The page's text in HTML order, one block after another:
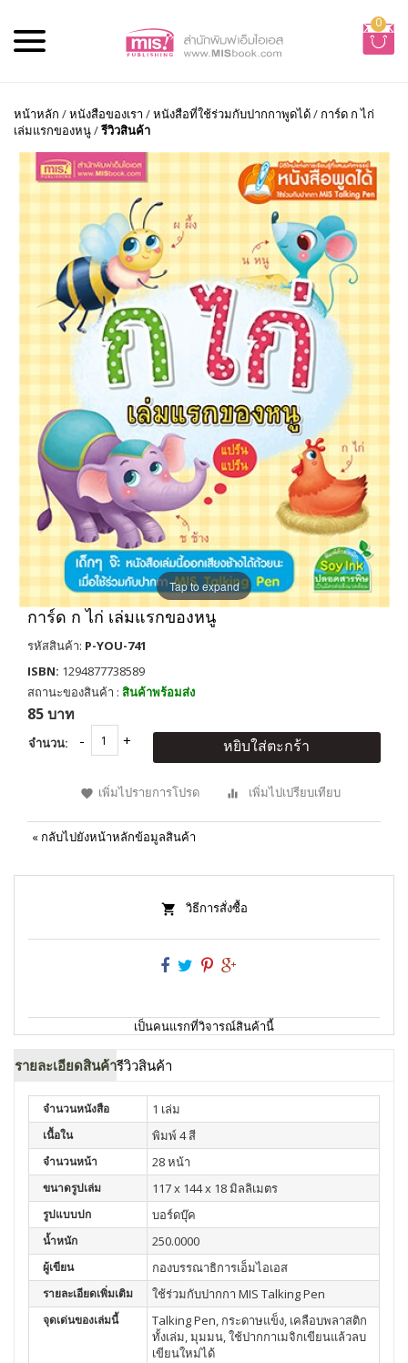
0
หน้าหลัก /หนังสือของเรา /หนังสือที่ใช้ร่วมกับปากกาพูดได้/ การ์ด ก ไก่
เล่มแรกของหนู/รีวิวสินค้า
Tap to expand
การ์ด ก ไก่ เล่มแรกของหนู
รหัสสินค้า: P-YOU-741
ISBN: 1294877738589
สถานะของสินค้า : สินค้าพร้อมส่ง
85 บาท
จำนวน: หยิบใส่ตะกร้า
เพิ่มไปรายการโปรด เพิ่มไปเปรียบเทียบ
« กลับไปยังหน้าหลักข้อมูลสินค้า
วิธีการสั่งซื้อ
เป็นคนแรกที่วิจารณ์สินค้านี้
รายละเอียดสินค้ารีวิวสินค้า
จำนวนหนังสือ 1 เล่ม
เนื้อใน พิมพ์ 4 สี
จำนวนหน้า 28 หน้า
ขนาดรูปเล่ม 117 x 144 x 18 มิลลิเมตร
รูปแบบปก บอร์ดบุ๊ค
น้ำหนัก 250.0000
ผู้เขียน กองบรรณาธิการเอ็มไอเอส
รายละเอียดเพิ่มเติม ใช้ร่วมกับปากกา MIS Talking Pen
จุดเด่นของเล่มนี้
Talking Pen, กระดาษแข็ง, เคลือบพลาสติก
ทั้งเล่ม, มุมมน, ใช้ปากกาเมจิกเขียนแล้วลบ
เขียนใหม่ได้